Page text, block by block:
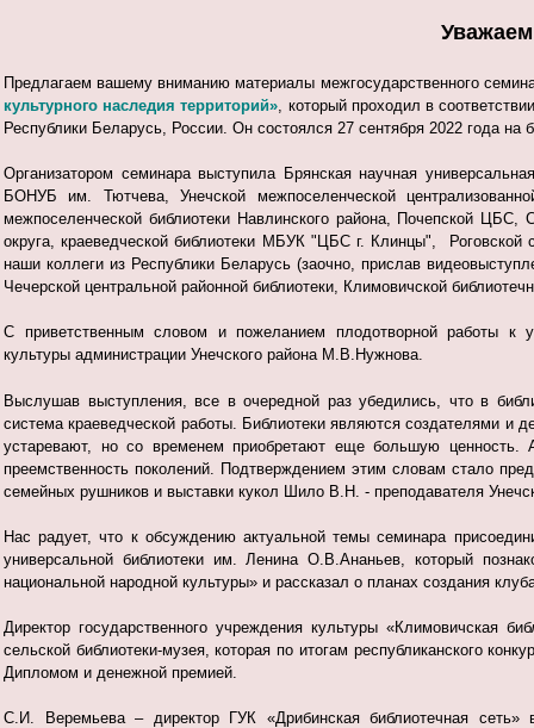
Предлагаем вашему вниманию материалы межгосударственного
культурного наследия территорий» , который проходил в
Республики Беларусь, России. Он состоялся 27 сентября 2022 года на
Организатором семинара выступила Брянская научная
БОНУБ им. Тютчева, Унечской межпоселенческой
межпоселенческой библиотеки Навлинского района, Почепской ЦБС,
округа, краеведческой библиотеки МБУК "ЦБС г. Клинцы", Роговской
наши коллеги из Республики Беларусь (заочно, прислав
Чечерской центральной районной библиотеки, Климовичской
С приветственным словом и пожеланием плодотворной работы к
культуры администрации Унечского района М.В.Нужнова.
Выслушав выступления, все в очередной раз убедились, что в
система краеведческой работы. Библиотеки являются создателями и
устаревают, но со временем приобретают еще большую ценность.
преемственность поколений. Подтверждением этим словам стало
семейных рушников и выставки кукол Шило В.Н. - преподавателя
Нас радует, что к обсуждению актуальной темы семинара
универсальной библиотеки им. Ленина О.В.Ананьев, который
национальной народной культуры» и рассказал о планах создания
Директор государственного учреждения культуры «Климовичская
сельской библиотеки-музея, которая по итогам республиканского
Дипломом и денежной премией.
С.И. Веремьева – директор ГУК «Дрибинская библиотечная сеть»